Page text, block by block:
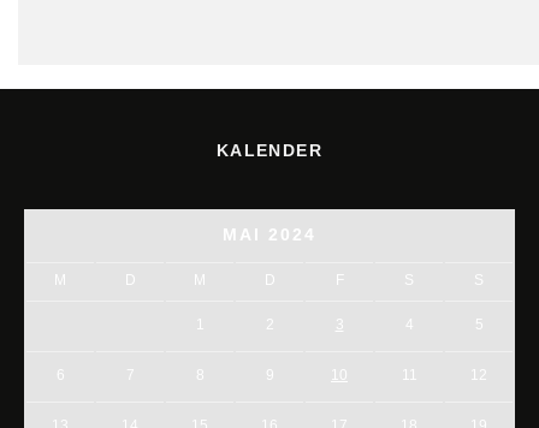
KALENDER
MAI 2024
M D M D F S S
1 2 3 5
6 7 8 9 10 11 12